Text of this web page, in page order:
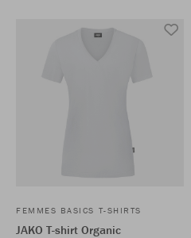
FEMMES BASICS T-SHIRTS
JAKO T-shirt Organic